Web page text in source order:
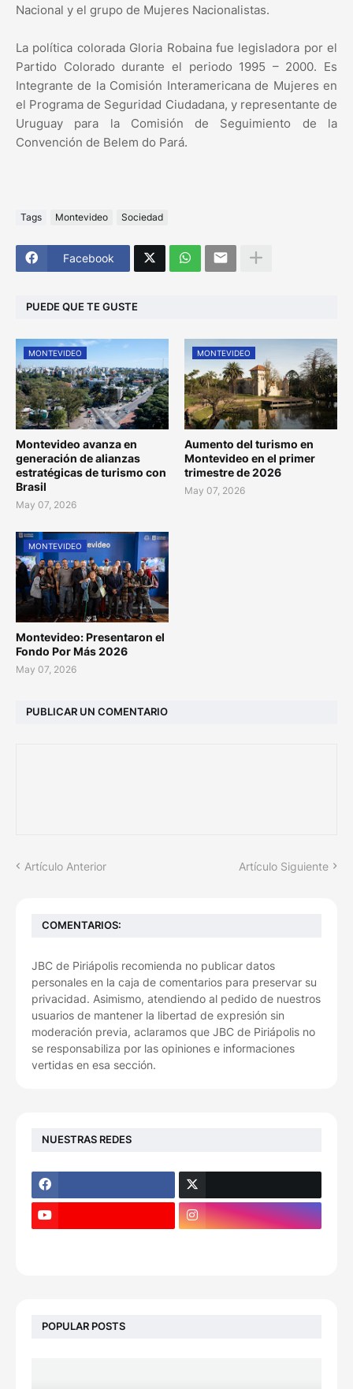
Nacional y el grupo de Mujeres Nacionalistas.
La política colorada Gloria Robaina fue legisladora por el
Partido Colorado durante el periodo 1995 – 2000. Es
Integrante de la Comisión Interamericana de Mujeres en
el Programa de Seguridad Ciudadana, y representante de
Uruguay para la Comisión de Seguimiento de la
Convención de Belem do Pará.
Tags Montevideo Sociedad
Facebook
PUEDE QUE TE GUSTE
MONTEVIDEO
Montevideo avanza en
generación de alianzas
estratégicas de turismo con
Brasil
May 07, 2026
MONTEVIDEO
Aumento del turismo en
Montevideo en el primer
trimestre de 2026
May 07, 2026
MONTEVIDEO
Montevideo: Presentaron el
Fondo Por Más 2026
May 07, 2026
PUBLICAR UN COMENTARIO
Artículo Anterior Artículo Siguiente
COMENTARIOS:
JBC de Piriápolis recomienda no publicar datos
personales en la caja de comentarios para preservar su
privacidad. Asimismo, atendiendo al pedido de nuestros
usuarios de mantener la libertad de expresión sin
moderación previa, aclaramos que JBC de Piriápolis no
se responsabiliza por las opiniones e informaciones
vertidas en esa sección.
NUESTRAS REDES
POPULAR POSTS